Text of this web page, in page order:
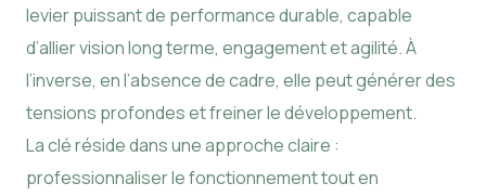
levier puissant de performance durable, capable
d’allier vision long terme, engagement et agilité. À
l’inverse, en l’absence de cadre, elle peut générer des
tensions profondes et freiner le développement.
La clé réside dans une approche claire :
professionnaliser le fonctionnement tout en